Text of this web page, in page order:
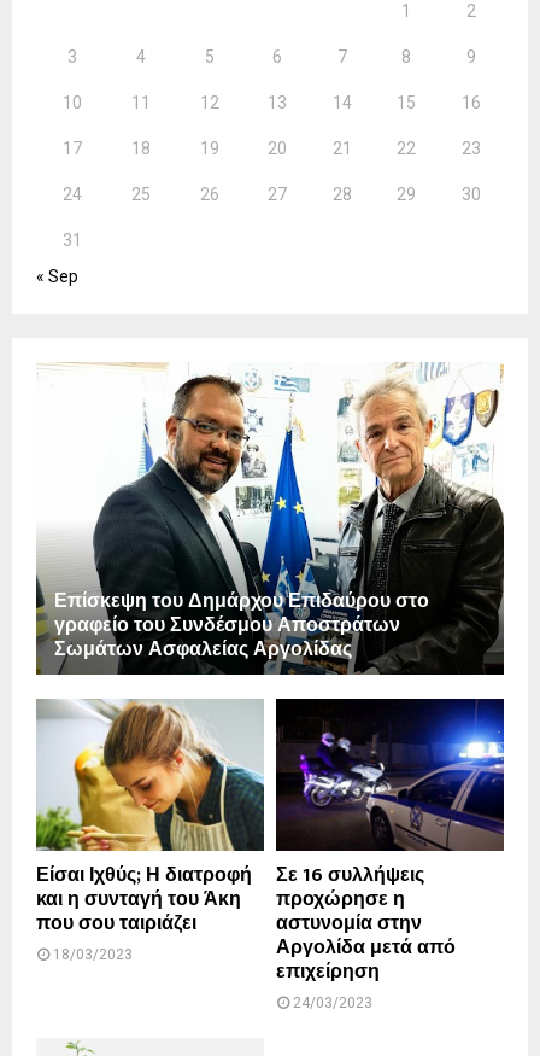
1 2
3 4 5 6 7 8 9
10 11 12 13 14 15 16
17 18 19 20 21 22 23
24 25 26 27 28 29 30
31
« Sep
Επίσκεψη του Δημάρχου Επιδαύρου στο
γραφείο του Συνδέσμου Αποστράτων
Σωμάτων Ασφαλείας Αργολίδας
Είσαι Ιχθύς; Η διατροφή
και η συνταγή του Άκη
που σου ταιριάζει
18/03/2023
Σε 16 συλλήψεις
προχώρησε η
αστυνομία στην
Αργολίδα μετά από
επιχείρηση
24/03/2023